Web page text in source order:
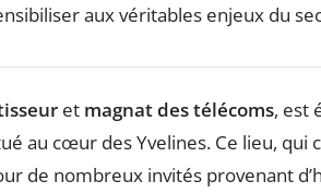
aux véritables enjeux du
et magnat des télécoms, est
au cœur des Yvelines. Ce lieu, qui
de nombreux invités provenant